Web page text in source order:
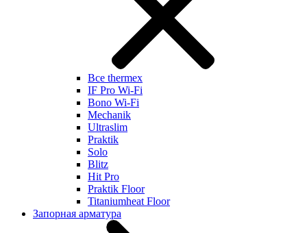
Все thermex
IF Pro Wi-Fi
Bono Wi-Fi
Mechanik
Ultraslim
Praktik
Solo
Blitz
Hit Pro
Praktik Floor
Titaniumheat Floor
Запорная арматура